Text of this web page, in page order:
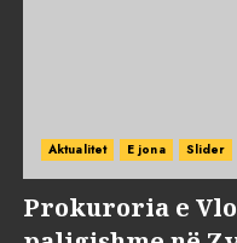
Aktualitet E jona Slider
Prokuroria e